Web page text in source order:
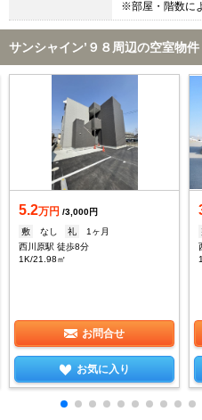
※部屋・階数に
サンシャイン’９８周辺の空室物件
5.2万円 /3,000円
敷
なし 礼
1ヶ月
西川原駅 徒歩8分
1K/21.98㎡
お問合せ
お気に入り